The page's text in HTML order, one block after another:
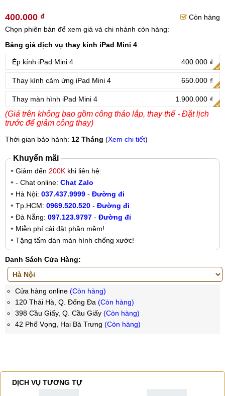
400.000 ₫
Còn hàng
Chọn phiên bản để xem giá và chi nhánh còn hàng:
Bảng giá dịch vụ thay kính iPad Mini 4
Ép kính iPad Mini 4 400.000 ₫
Thay kính cảm ứng iPad Mini 4 650.000 ₫
Thay màn hình iPad Mini 4 1.900.000 ₫
(Giá trên không bao gồm công tháo lắp, thay thế - Đặt lịch
trước để giảm công thay)
Thời gian bảo hành: 12 Tháng (Xem chi tiết)
Khuyến mãi
Giảm đến 200K khi liên hệ:
- Chat online: Chat Zalo
Hà Nội: 037.437.9999 - Đường đi
Tp.HCM: 0969.520.520 - Đường đi
Đà Nẵng: 097.123.9797 - Đường đi
Miễn phí cài đặt phần mềm!
Tặng tấm dán màn hình chống xước!
Danh Sách Cửa Hàng:
Cửa hàng online (Còn hàng)
120 Thái Hà, Q. Đống Đa (Còn hàng)
398 Cầu Giấy, Q. Cầu Giấy (Còn hàng)
42 Phố Vọng, Hai Bà Trưng (Còn hàng)
DỊCH VỤ TƯƠNG TỰ